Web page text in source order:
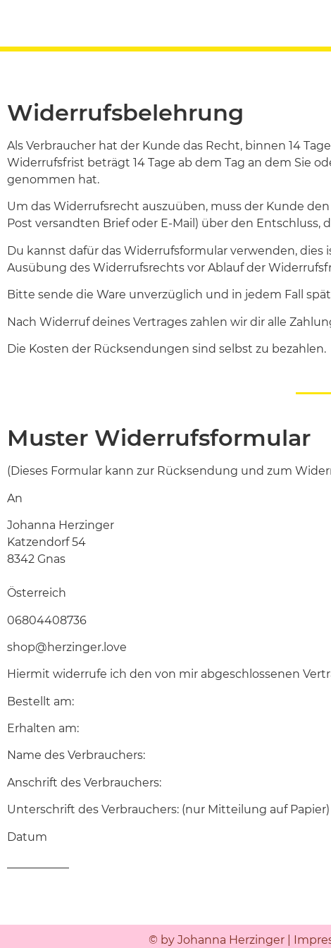
Widerrufsbelehrung
Als Verbraucher hat der Kunde das Recht, binnen 14
Widerrufsfrist beträgt 14 Tage ab dem Tag an dem Sie
genommen hat.
Um das Widerrufsrecht auszuüben, muss der Kunde
Post versandten Brief oder E-Mail) über den Entschluss,
Du kannst dafür das Widerrufsformular verwenden,
Ausübung des Widerrufsrechts vor Ablauf der
Bitte sende die Ware unverzüglich und in jedem Fall
Nach Widerruf deines Vertrages zahlen wir dir alle
Die Kosten der Rücksendungen sind selbst zu bezahlen.
Muster Widerrufsformular
(Dieses Formular kann zur Rücksendung und zum
An
Johanna Herzinger
Katzendorf 54
8342 Gnas
Österreich
06804408736
shop@herzinger.love
Hiermit widerrufe ich den von mir abgeschlossenen
Bestellt am:
Erhalten am:
Name des Verbrauchers:
Anschrift des Verbrauchers:
Unterschrift des Verbrauchers: (nur Mitteilung auf Papier)
Datum
© by Johanna Herzinger |